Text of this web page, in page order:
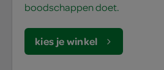
boodschappen doet.
kies je winkel